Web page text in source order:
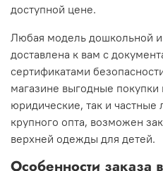
доступной цене.
Любая модель дошкольной
доставлена к вам с
сертификатами
магазине выгодные
юридические, так и частные
крупного опта, возможен
верхней одежды для детей.
Особенности